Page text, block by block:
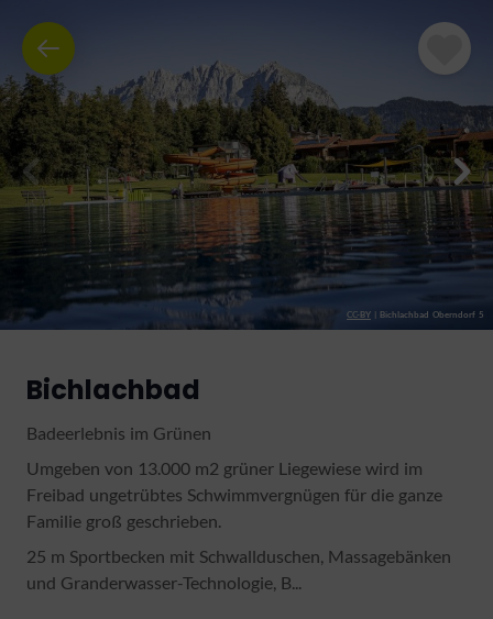
CC-BY | Bichlachbad Oberndorf 5
Bichlachbad
Badeerlebnis im Grünen
Umgeben von 13.000 m2 grüner Liegewiese wird im
Freibad ungetrübtes Schwimmvergnügen für die ganze
Familie groß geschrieben.
25 m Sportbecken mit Schwallduschen, Massagebänken
und Granderwasser-Technologie, B...